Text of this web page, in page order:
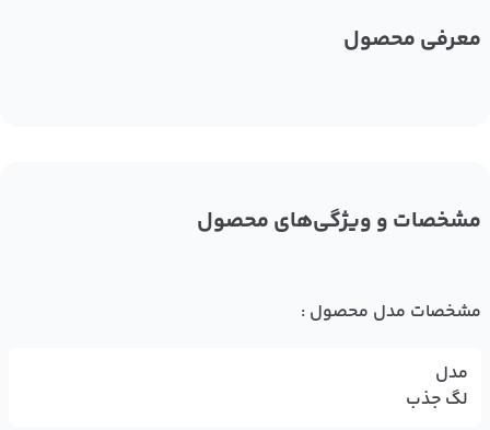
معرفی محصول
مشخصات و ویژگی‌های محصول
مشخصات مدل محصول :
مدل
لگ جذب